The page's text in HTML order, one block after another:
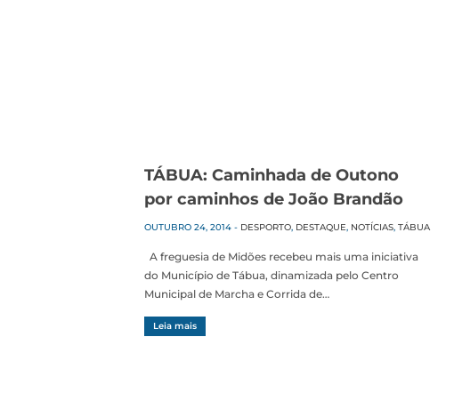
TÁBUA: Caminhada de Outono
por caminhos de João Brandão
OUTUBRO 24, 2014 - DESPORTO, DESTAQUE, NOTÍCIAS, TÁBUA
A freguesia de Midões recebeu mais uma iniciativa
do Município de Tábua, dinamizada pelo Centro
Municipal de Marcha e Corrida de…
Leia mais